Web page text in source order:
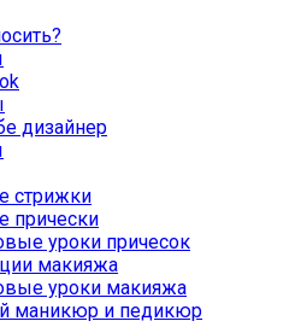
дизайнер
стрижки
прически
уроки причесок
макияжа
уроки макияжа
маникюр и педикюр